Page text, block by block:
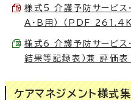
様式5 介護予防サービス
A・B用） （PDF
様式6 介護予防サービス
結果等記録表）兼 評価
ケアマネジメント様式集